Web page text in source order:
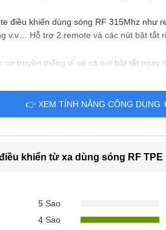
điều khiển dùng sóng RF 315Mhz như
v.v… Hỗ trợ 2 remote và các nút bật tắt
cơ truyền thống vì có cả nút bật tắt ngay
công tắc để có thể xác định vị trí bật đèn
2,3 hoặc 4 thiết bị
với các loại mặt nắp công tắc thông dụng
👉 XEM TÍNH NĂNG CÔNG DỤNG
khiển từ xa dùng sóng RF TPE
5 Sao
4 Sao